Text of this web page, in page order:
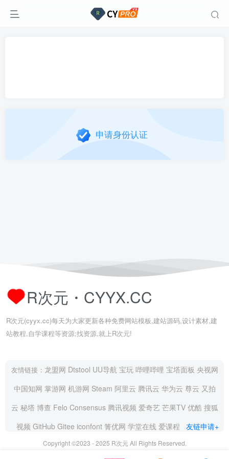
申请身份认证
R次元・CYYX.CC
R次元(cyyx.cc)每天为大家更新各种免费网站模板,建站源码,设计素材,建
站教程,自学课程等资源;找资源,就上R次元!
友情链接： 龙盟网 Dtstool UU导航 宝玩 哔哩哔哩 宝塔面板 央视网
中国知网 掌游网 机游网 Steam 阿里云 腾讯云 华为云 尊云 又拍
云 秘塔 博查 Felo Consensus 腾讯视频 爱奇艺 芒果TV 优酷 搜狐
视频 GitHub Gitee iconfont 箐优网 学堂在线 爱课程 友链申请+
Copyright ©2023 - 2025 R次元 All Rights Reserved.